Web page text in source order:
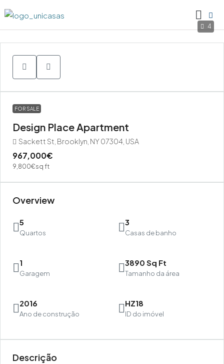
4
FOR SALE
Design Place Apartment
Sackett St, Brooklyn, NY 07304, USA
967,000€
9,800€sq ft
Overview
5
Quartos
3
Casas de banho
1
Garagem
3890 Sq Ft
Tamanho da área
2016
Ano de construção
HZ18
ID do imóvel
Descrição